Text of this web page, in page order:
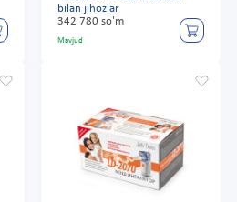
bilan jihozlar
342 780 so'm
Mavjud